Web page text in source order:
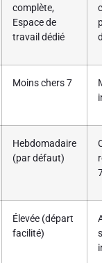
complète,
Espace de
travail dédié
Moins chers7
Hebdomadaire
(par défaut)
Élevée (départ
facilité)